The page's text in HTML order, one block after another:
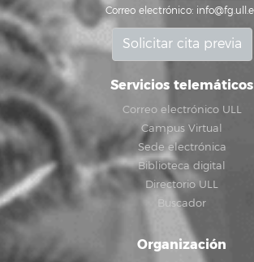
Correo electrónico:
Solicitar cita previa
Servicios telemáticos
Correo electrónico ULL
Campus Virtual
Sede electrónica
Biblioteca digital
Directorio ULL
Buscador
Organización